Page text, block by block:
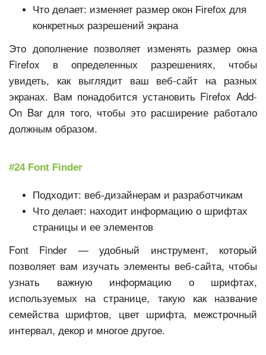
Что делает: изменяет размер окон Firefox для
конкретных разрешений экрана
Это дополнение позволяет изменять размер окна
Firefox в определенных разрешениях, чтобы
увидеть, как выглядит ваш веб-сайт на разных
экранах. Вам понадобится установить Firefox Add-
On Bar для того, чтобы это расширение работало
должным образом.
#24 Font Finder
Подходит: веб-дизайнерам и разработчикам
Что делает: находит информацию о шрифтах
страницы и ее элементов
Font Finder — удобный инструмент, который
позволяет вам изучать элементы веб-сайта, чтобы
узнать важную информацию о шрифтах,
используемых на странице, такую как название
семейства шрифтов, цвет шрифта, межстрочный
интервал, декор и многое другое.